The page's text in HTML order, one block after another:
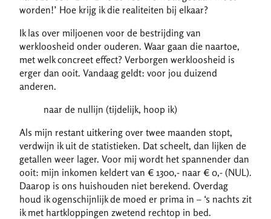
worden!’ Hoe krijg ik die realiteiten bij elkaar?
Ik las over miljoenen voor de bestrijding van
werkloosheid onder ouderen. Waar gaan die naartoe,
met welk concreet effect? Verborgen werkloosheid is
erger dan ooit. Vandaag geldt: voor jou duizend
anderen.
naar de nullijn (tijdelijk, hoop ik)
Als mijn restant uitkering over twee maanden stopt,
verdwijn ik uit de statistieken. Dat scheelt, dan lijken de
getallen weer lager. Voor mij wordt het spannender dan
ooit: mijn inkomen keldert van € 1300,- naar € 0,- (NUL).
Daarop is ons huishouden niet berekend. Overdag
houd ik ogenschijnlijk de moed er prima in – ‘s nachts zit
ik met hartkloppingen zwetend rechtop in bed.